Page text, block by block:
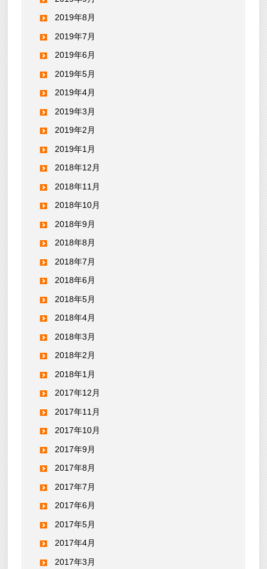
2019年8月
2019年7月
2019年6月
2019年5月
2019年4月
2019年3月
2019年2月
2019年1月
2018年12月
2018年11月
2018年10月
2018年9月
2018年8月
2018年7月
2018年6月
2018年5月
2018年4月
2018年3月
2018年2月
2018年1月
2017年12月
2017年11月
2017年10月
2017年9月
2017年8月
2017年7月
2017年6月
2017年5月
2017年4月
2017年3月